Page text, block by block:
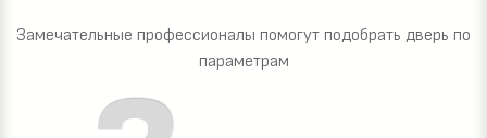
Замечательные профессионалы помогут подобрать дверь по
параметрам